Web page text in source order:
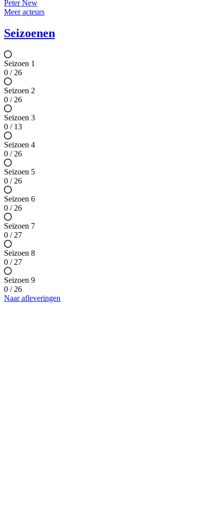
Peter New
Meer acteurs
Seizoenen
Seizoen 1
0 / 26
Seizoen 2
0 / 26
Seizoen 3
0 / 13
Seizoen 4
0 / 26
Seizoen 5
0 / 26
Seizoen 6
0 / 26
Seizoen 7
0 / 27
Seizoen 8
0 / 27
Seizoen 9
0 / 26
Naar afleveringen